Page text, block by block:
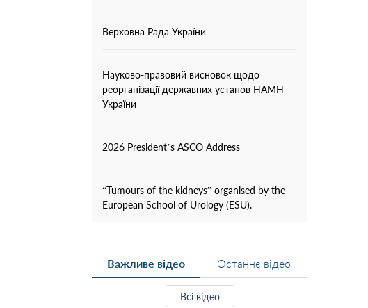
Верховна Рада України
Науково-правовий висновок щодо
реорганізації державних установ НАМН
України
2026 President’s ASCO Address
“Tumours of the kidneys” organised by the
European School of Urology (ESU).
Важливе відео Останнє відео
Всі відео